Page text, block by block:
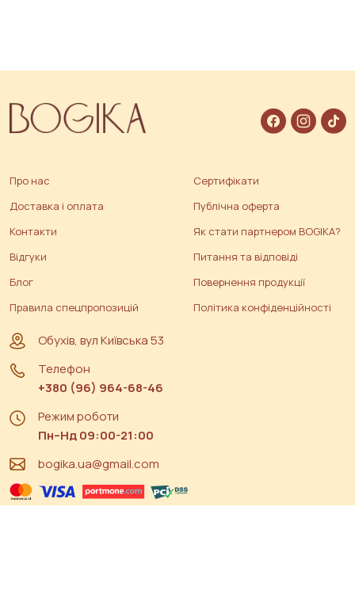
Про нас
Доставка і оплата
Контакти
Відгуки
Блог
Правила спецпропозицій
Сертифікати
Публічна оферта
Як стати партнером BOGIKA?
Питання та відповіді
Повернення продукції
Політика конфіденційності
Обухів, вул Київська 53
Телефон
+380 (96) 964-68-46
Режим роботи
Пн–Нд 09:00-21:00
bogika.ua@gmail.com